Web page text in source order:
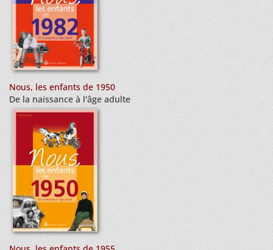
Nous, les enfants de 1950
De la naissance à l'âge adulte